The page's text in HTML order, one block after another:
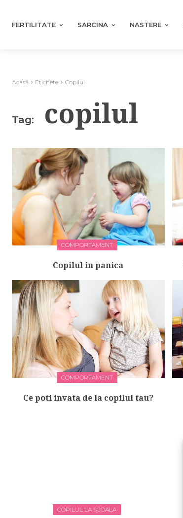
FERTILITATE SARCINA NASTERE
Acasă Etichete Copilul
Tag: copilul
COMPORTAMENT
Copilul in panica
COMPORTAMENT
Ce poti invata de la copilul tau?
COPILUL LA SCOALA